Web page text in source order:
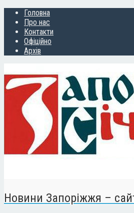
Головна
Про нас
Контакти
Офіційно
Архів
Новини Запоріжжя –